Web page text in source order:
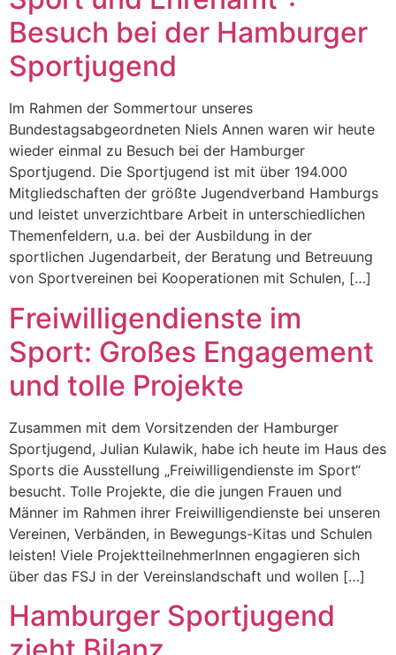
Besuch bei der Hamburger
Sportjugend
Im Rahmen der Sommertour unseres
Bundestagsabgeordneten Niels Annen waren wir heute
wieder einmal zu Besuch bei der Hamburger
Sportjugend. Die Sportjugend ist mit über 194.000
Mitgliedschaften der größte Jugendverband Hamburgs
und leistet unverzichtbare Arbeit in unterschiedlichen
Themenfeldern, u.a. bei der Ausbildung in der
sportlichen Jugendarbeit, der Beratung und Betreuung
von Sportvereinen bei Kooperationen mit Schulen, […]
Freiwilligendienste im
Sport: Großes Engagement
und tolle Projekte
Zusammen mit dem Vorsitzenden der Hamburger
Sportjugend, Julian Kulawik, habe ich heute im Haus des
Sports die Ausstellung „Freiwilligendienste im Sport“
besucht. Tolle Projekte, die die jungen Frauen und
Männer im Rahmen ihrer Freiwilligendienste bei unseren
Vereinen, Verbänden, in Bewegungs-Kitas und Schulen
leisten! Viele ProjektteilnehmerInnen engagieren sich
über das FSJ in der Vereinslandschaft und wollen […]
Hamburger Sportjugend